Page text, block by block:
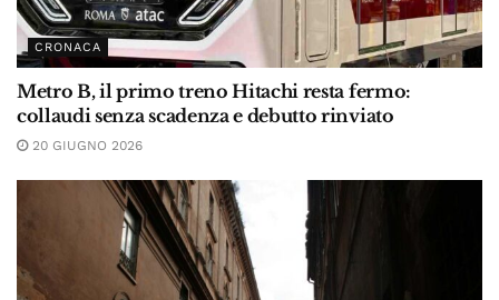
CRONACA
Metro B, il primo treno Hitachi resta fermo:
collaudi senza scadenza e debutto rinviato
20 GIUGNO 2026